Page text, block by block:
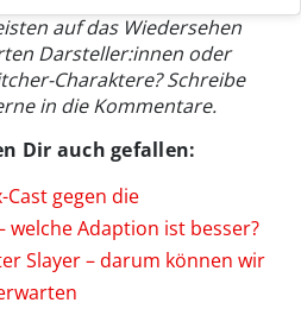
auf das Wiedersehen
Darsteller:innen oder
Charaktere? Schreibe
in die Kommentare.
Dir auch gefallen:
gegen die
welche Adaption ist besser?
Slayer – darum können wir